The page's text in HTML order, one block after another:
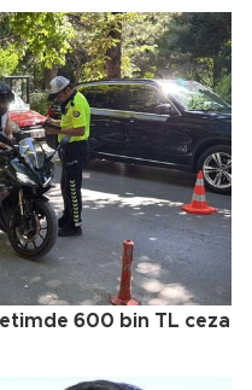
600 bin TL ceza